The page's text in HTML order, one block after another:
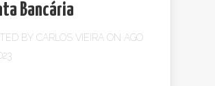
Bancária
BY CARLOS VIEIRA ON AGO